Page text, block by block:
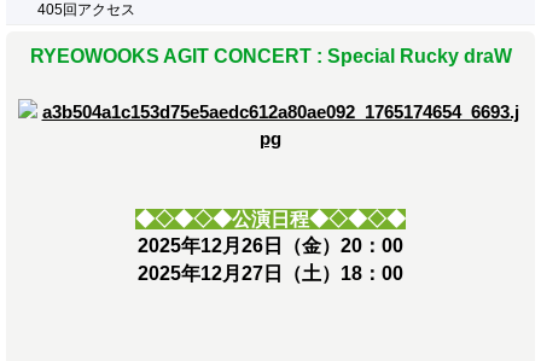
405回アクセス
RYEOWOOKS AGIT CONCERT : Special Rucky draW
◆◇◆◇◆公演日程◆◇◆◇◆
2025年12月26日（金）20：00
2025年12月27日（土）18：00